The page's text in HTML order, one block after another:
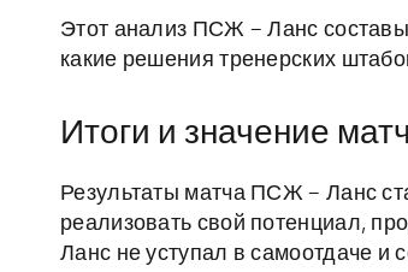
Этот анализ ПСЖ – Ланс
какие решения тренерских
Итоги и значение
Результаты матча ПСЖ – Ланс
реализовать свой потенциал,
Ланс не уступал в самоотдаче